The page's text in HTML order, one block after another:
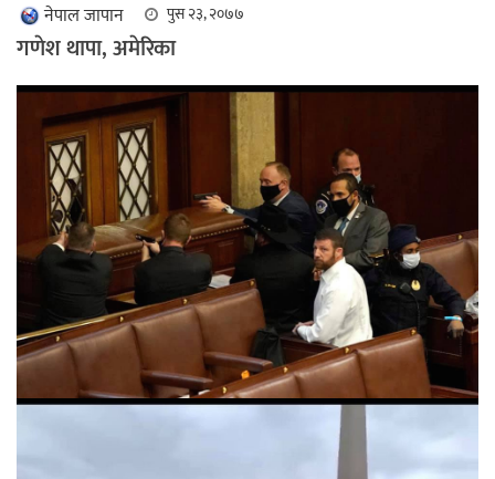
नेपाल जापान पुस २३, २०७७
गणेश थापा, अमेरिका